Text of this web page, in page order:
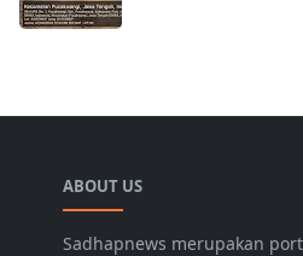
ABOUT US
Sadhapnews merupakan